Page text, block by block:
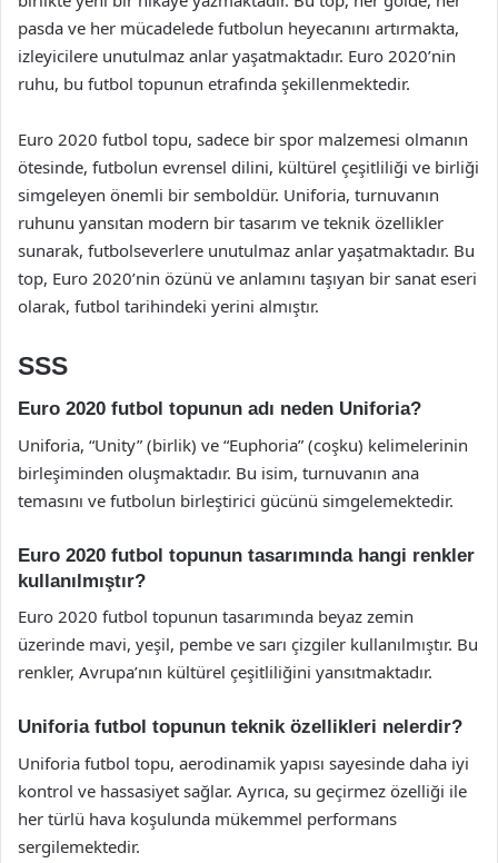
pasda ve her mücadelede futbolun heyecanını artırmakta,
izleyicilere unutulmaz anlar yaşatmaktadır. Euro 2020’nin
ruhu, bu futbol topunun etrafında şekillenmektedir.
Euro 2020 futbol topu, sadece bir spor malzemesi olmanın
ötesinde, futbolun evrensel dilini, kültürel çeşitliliği ve birliği
simgeleyen önemli bir semboldür. Uniforia, turnuvanın
ruhunu yansıtan modern bir tasarım ve teknik özellikler
sunarak, futbolseverlere unutulmaz anlar yaşatmaktadır. Bu
top, Euro 2020’nin özünü ve anlamını taşıyan bir sanat eseri
olarak, futbol tarihindeki yerini almıştır.
SSS
Euro 2020 futbol topunun adı neden Uniforia?
Uniforia, “Unity” (birlik) ve “Euphoria” (coşku) kelimelerinin
birleşiminden oluşmaktadır. Bu isim, turnuvanın ana
temasını ve futbolun birleştirici gücünü simgelemektedir.
Euro 2020 futbol topunun tasarımında hangi renkler
kullanılmıştır?
Euro 2020 futbol topunun tasarımında beyaz zemin
üzerinde mavi, yeşil, pembe ve sarı çizgiler kullanılmıştır. Bu
renkler, Avrupa’nın kültürel çeşitliliğini yansıtmaktadır.
Uniforia futbol topunun teknik özellikleri nelerdir?
Uniforia futbol topu, aerodinamik yapısı sayesinde daha iyi
kontrol ve hassasiyet sağlar. Ayrıca, su geçirmez özelliği ile
her türlü hava koşulunda mükemmel performans
sergilemektedir.